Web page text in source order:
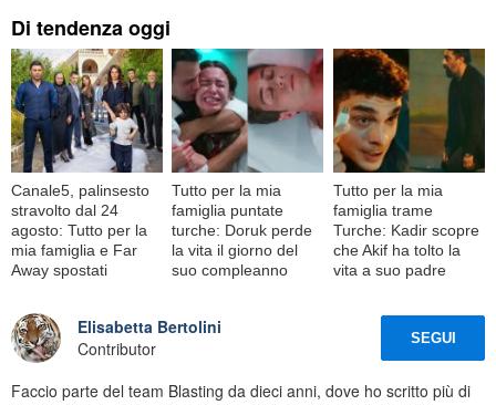
Di tendenza oggi
Canale5, palinsesto
stravolto dal 24
agosto: Tutto per la
mia famiglia e Far
Away spostati
Tutto per la mia
famiglia puntate
turche: Doruk perde
la vita il giorno del
suo compleanno
Tutto per la mia
famiglia trame
Turche: Kadir scopre
che Akif ha tolto la
vita a suo padre
Elisabetta Bertolini
Contributor
SEGUI
Faccio parte del team Blasting da dieci anni, dove ho scritto più di